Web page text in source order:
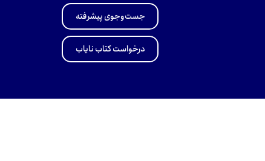
جست‌وجوی پیشرفته
درخواست کتاب نایاب